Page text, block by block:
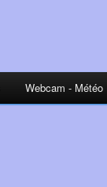
Webcam - Météo